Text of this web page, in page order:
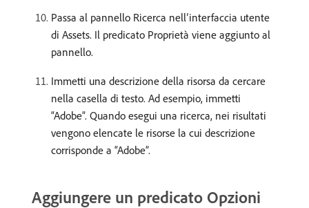
Passa al pannello Ricerca nell’interfaccia utente
di Assets. Il predicato Proprietà viene aggiunto al
pannello.
Immetti una descrizione della risorsa da cercare
nella casella di testo. Ad esempio, immetti
“Adobe”. Quando esegui una ricerca, nei risultati
vengono elencate le risorse la cui descrizione
corrisponde a “Adobe”.
Aggiungere un predicato Opzioni